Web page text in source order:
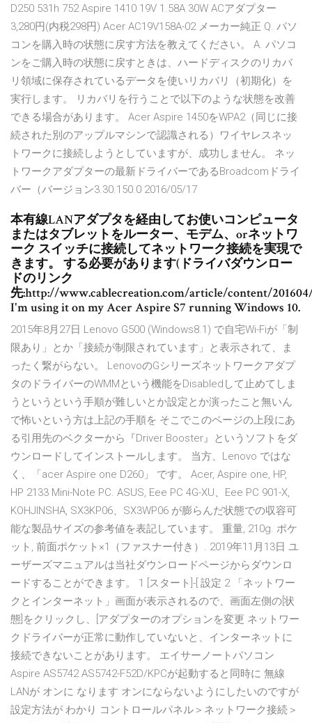
D250 531h 752 Aspire 1410 19V 1.58A 30W ACアダプター
3,280円(内税298円) Acer AC19V158A-02 メーカー純正 Q. パソ
コンを購入時の状態に戻す方法を教えてください。 A. パソコ
ンをご購入時の状態に戻すときは、ハードディスクのリカバ
リ領域に保存されているデータを使いリカバリ（初期化）を
実行します。 リカバリを行うことで以下のような状態を改善
できる場合があります。 Acer Aspire 1450をWPA2（同じに接
続された別のアップルマシンで認識される）ワイヤレスネッ
トワークに接続しようとしていますが、成功しません。 ネッ
トワークアダプターの最新ドライバーであるBroadcomドライ
バー（バージョン3.30.150.0 2016/05/17
本有線LANアダプタを経由してお使いコンピュータ
またはタブレットをルーター、モデム、orネットワ
ーク スイッチに接続してネットワーク接続を実現で
きます。 する必要があります(ドライバダウンロー
ドのリンク
先:http://www.cablecreation.com/article/content/
I'm using it on my Acer Aspire S7 running Windows 10.
2015年8月27日 Lenovo G500 (Windows8.1) で自宅Wi-Fiが「制
限あり」とか「接続が制限されています」と表示されて、ま
ったく繋がらない。 LenovoのGシリーズネットワークアダプ
タのドライバーのWMMという機能をDisabledして止めてしま
うというという手順が難しいとか設定とか演ったこと無いん
で怖いという方は上記の手順を そこでこのページの上段にあ
る引用先のベクターから『Driver Booster』というソフトをダ
ウンロードしてインストールします。 当方、Lenovo ではな
く、「acer Aspire one D260」 です。 Acer, Aspire one, HP,
HP 2133 Mini-Note PC. ASUS, Eee PC 4G-XU、Eee PC 901-X,
KOHJINSHA, SX3KP06、SX3WP06 が膨らんだ状態での収容可
能な製品サイズの参考値を表記しています。 重量, 210g. ポケ
ット, 前面ポケット×1（ファスナー付き）. 2019年11月13日 ユ
ーザーズマニュアルは当社ダウンロードページからダウンロ
ードすることができます。 1 [スタート]-[ 設定 2 「ネットワー
クとインターネット」画面が表示されるので、画面左側の[状
態]をクリックし、[アダプターのオプションを変更 ネットワー
クドライバーが正常に動作していないと、インターネットに
接続できないことがあります。 エイサーノートパソコン
Aspire AS5742 AS5742-F52D/KPCが起動すると同時に 無線
LANが オンに なります オンにならないようにしたいのですが
設定方法が わかり コントロールパネル＞ネットワーク接続＞